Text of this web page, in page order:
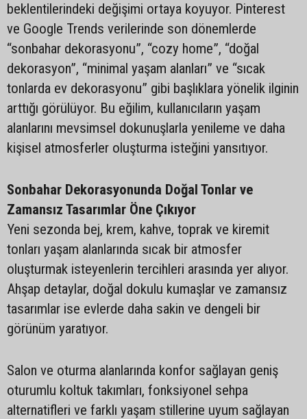
beklentilerindeki değişimi ortaya koyuyor. Pinterest
ve Google Trends verilerinde son dönemlerde
“sonbahar dekorasyonu”, “cozy home”, “doğal
dekorasyon”, “minimal yaşam alanları” ve “sıcak
tonlarda ev dekorasyonu” gibi başlıklara yönelik ilginin
arttığı görülüyor. Bu eğilim, kullanıcıların yaşam
alanlarını mevsimsel dokunuşlarla yenileme ve daha
kişisel atmosferler oluşturma isteğini yansıtıyor.
Sonbahar Dekorasyonunda Doğal Tonlar ve
Zamansız Tasarımlar Öne Çıkıyor
Yeni sezonda bej, krem, kahve, toprak ve kiremit
tonları yaşam alanlarında sıcak bir atmosfer
oluşturmak isteyenlerin tercihleri arasında yer alıyor.
Ahşap detaylar, doğal dokulu kumaşlar ve zamansız
tasarımlar ise evlerde daha sakin ve dengeli bir
görünüm yaratıyor.
Salon ve oturma alanlarında konfor sağlayan geniş
oturumlu koltuk takımları, fonksiyonel sehpa
alternatifleri ve farklı yaşam stillerine uyum sağlayan